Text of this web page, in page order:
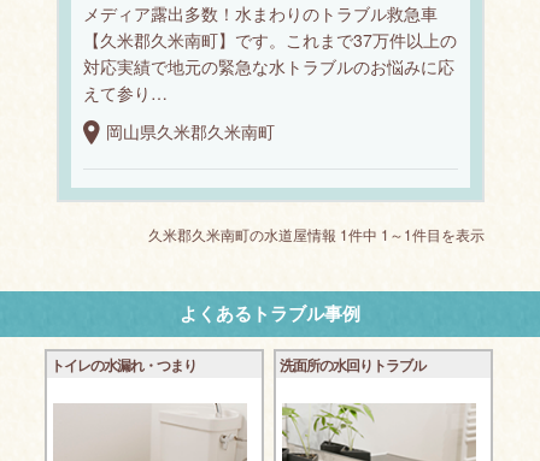
メディア露出多数！水まわりのトラブル救急車
【久米郡久米南町】です。これまで37万件以上の
対応実績で地元の緊急な水トラブルのお悩みに応
えて参り…
岡山県久米郡久米南町
久米郡久米南町の水道屋情報 1件中 1～1件目を表示
よくあるトラブル事例
トイレの水漏れ・つまり 洗面所の水回りトラブル